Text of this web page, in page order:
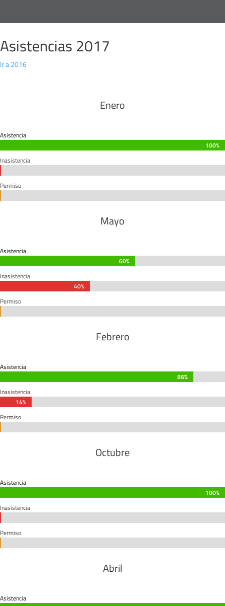
Asistencias 2017
Ir a 2016
Enero
Asistencia
100%
100%
Inasistencia
Permiso
Mayo
Asistencia
60%
60%
Inasistencia
40%
40%
Permiso
Febrero
Asistencia
86%
86%
Inasistencia
14%
14%
Permiso
Octubre
Asistencia
100%
100%
Inasistencia
Permiso
Abril
Asistencia